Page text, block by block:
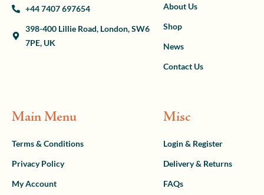
+44 7407 697654
398-400 Lillie Road, London, SW6
7PE, UK
About Us
Shop
News
Contact Us
Main Menu
Terms & Conditions
Privacy Policy
My Account
Misc
Login & Register
Delivery & Returns
FAQs